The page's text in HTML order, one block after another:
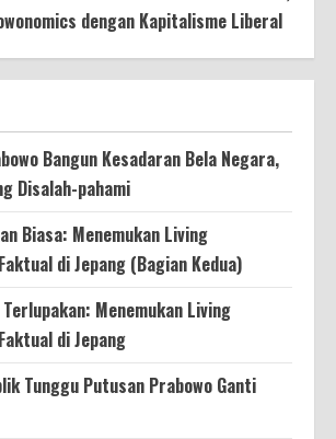
dengan Kapitalisme Liberal
Bangun Kesadaran Bela Negara,
Disalah-pahami
Biasa: Menemukan Living
di Jepang (Bagian Kedua)
Menemukan Living
di Jepang
Tunggu Putusan Prabowo Ganti